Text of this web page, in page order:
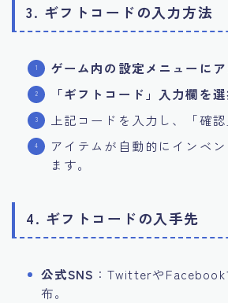
3. ギフトコードの入力方法
ゲーム内の設定メニューに
「ギフトコード」入力欄を選
上記コードを入力し、「確認
アイテムが自動的にインベ
ます。
4. ギフトコードの入手先
公式SNS ：Twitterや
布。